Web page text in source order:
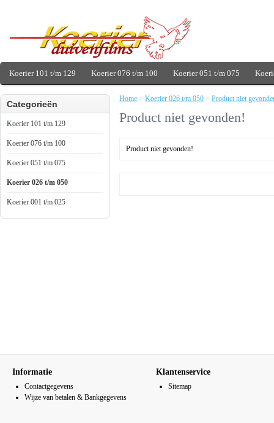
Koerier 101 t/m 129 Koerier 076 t/m 100 Koerier 051 t/m 075
Categorieën
Koerier 101 t/m 129
Koerier 076 t/m 100
Koerier 051 t/m 075
Koerier 026 t/m 050
Koerier 001 t/m 025
Home > Koerier 026 t/m 050 > Product niet
Product niet gevonden!
Product niet gevonden!
Informatie
Contactgegevens
Wijze van betalen & Bankgegevens
Klantenservice
Sitemap